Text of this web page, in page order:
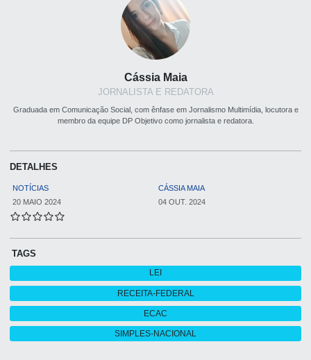
Cássia Maia
JORNALISTA E REDATORA
Graduada em Comunicação Social, com ênfase em Jornalismo Multimídia, locutora e
membro da equipe DP Objetivo como jornalista e redatora.
DETALHES
NOTÍCIAS
CÁSSIA MAIA
20 MAIO 2024
04 OUT. 2024
TAGS
LEI
RECEITA-FEDERAL
ECAC
SIMPLES-NACIONAL